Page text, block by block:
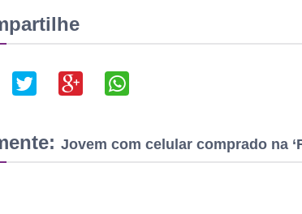
Jovem com celular comprado na